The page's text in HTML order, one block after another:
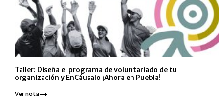
Taller: Diseña el programa de voluntariado de tu
organización y EnCáusalo ¡Ahora en Puebla!
Ver nota